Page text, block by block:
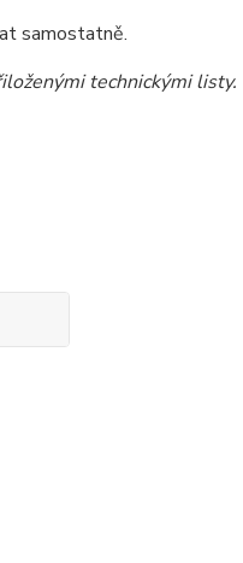
samostatně.
technickými listy.